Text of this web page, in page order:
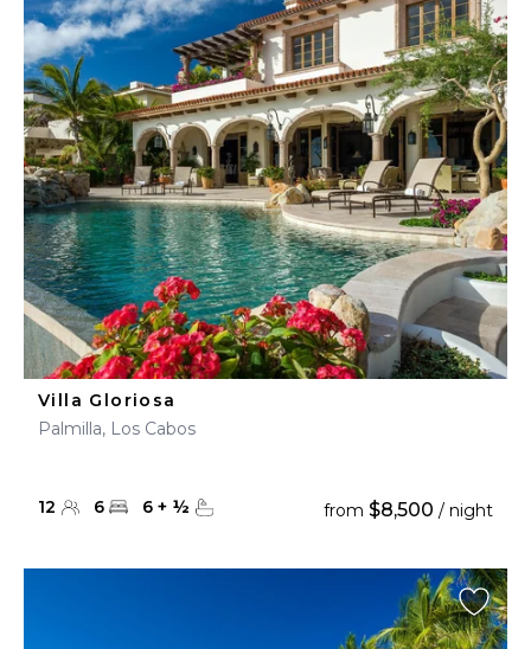
Villa Gloriosa
Palmilla, Los Cabos
12 6 6 + ½ from $8,500 / night